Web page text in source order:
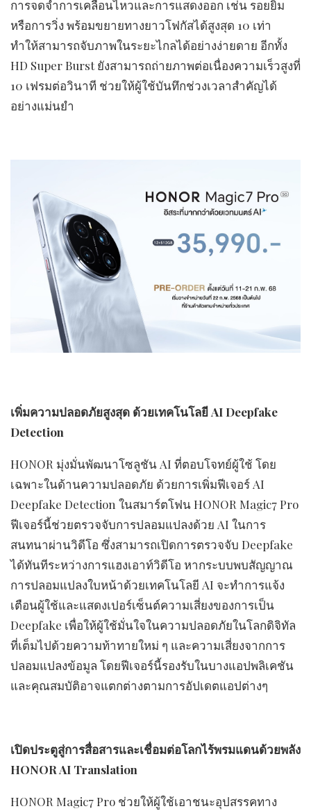
การจดจำการเคลื่อนไหวและการแสดงออก เช่น รอยยิ้ม
หรือการวิ่ง พร้อมขยายทางยาวโฟกัสได้สูงสุด 10 เท่า
ทำให้สามารถจับภาพในระยะไกลได้อย่างง่ายดาย อีกทั้ง
HD Super Burst ยังสามารถถ่ายภาพต่อเนื่องความเร็วสูงที่
10 เฟรมต่อวินาที ช่วยให้ผู้ใช้บันทึกช่วงเวลาสำคัญได้
อย่างแม่นยำ
เพิ่มความปลอดภัยสูงสุด ด้วยเทคโนโลยี AI Deepfake
Detection
HONOR มุ่งมั่นพัฒนาโซลูชัน AI ที่ตอบโจทย์ผู้ใช้ โดย
เฉพาะในด้านความปลอดภัย ด้วยการเพิ่มฟีเจอร์ AI
Deepfake Detection ในสมาร์ตโฟน HONOR Magic7 Pro
ฟีเจอร์นี้ช่วยตรวจจับการปลอมแปลงด้วย AI ในการ
สนทนาผ่านวิดีโอ ซึ่งสามารถเปิดการตรวจจับ Deepfake
ได้ทันทีระหว่างการแฮงเอาท์วิดีโอ หากระบบพบสัญญาณ
การปลอมแปลงใบหน้าด้วยเทคโนโลยี AI จะทำการแจ้ง
เตือนผู้ใช้และแสดงเปอร์เซ็นต์ความเสี่ยงของการเป็น
Deepfake เพื่อให้ผู้ใช้มั่นใจในความปลอดภัยในโลกดิจิทัล
ที่เต็มไปด้วยความท้าทายใหม่ ๆ และความเสี่ยงจากการ
ปลอมแปลงข้อมูล โดยฟีเจอร์นี้รองรับในบางแอปพลิเคชัน
และคุณสมบัติอาจแตกต่างตามการอัปเดตแอปต่างๆ
เปิดประตูสู่การสื่อสารและเชื่อมต่อโลกไร้พรมแดนด้วยพลัง
HONOR AI Translation
HONOR Magic7 Pro ช่วยให้ผู้ใช้เอาชนะอุปสรรคทาง